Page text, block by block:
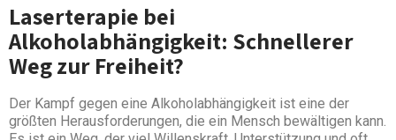
Laserterapie bei
Alkoholabhängigkeit: Schnellerer
Weg zur Freiheit?
Der Kampf gegen eine Alkoholabhängigkeit ist eine der
größten Herausforderungen, die ein Mensch bewältigen kann.